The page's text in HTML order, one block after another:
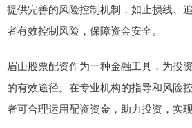
提供完善的风险控制机制，如止损线、
者有效控制风险，保障资金安全。
眉山股票配资作为一种金融工具，为投
的有效途径。在专业机构的指导和风险
者可合理运用配资资金，助力投资，实现